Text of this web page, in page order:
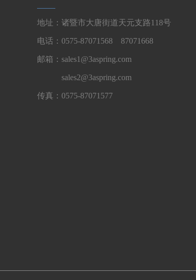
地址：诸暨市大唐街道天元支路118号
电话：0575-87071568 87071668
邮箱：sales1@3aspring.com
sales2@3aspring.com
传真：0575-87071577